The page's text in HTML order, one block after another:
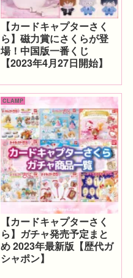
【カードキャプターさく
ら】磁力賞にさくらが登
場！中国版一番くじ
【2023年4月27日開始】
CLAMP
【カードキャプターさく
ら】ガチャ発売予定まと
め 2023年最新版【歴代ガ
シャポン】